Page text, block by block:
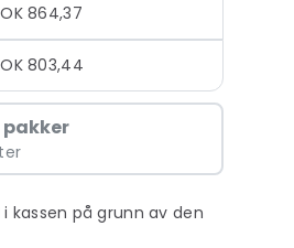
864,37
803,44
pakker
kassen på grunn av den